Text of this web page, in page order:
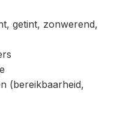
getint, zonwerend,
(bereikbaarheid,